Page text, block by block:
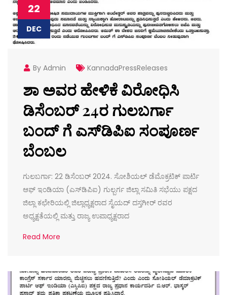
22
DEC
By Admin KannadaPressReleases
ಶಾ ಅವರ ಹೇಳಿಕೆ ವಿರೋಧಿಸಿ
ಡಿಸೆಂಬರ್ 24ರ ಗುಲಬರ್ಗಾ
ಬಂದ್ ಗೆ ಎಸ್‌ಡಿಪಿಐ ಸಂಪೂರ್ಣ
ಬೆಂಬಲ
ಗುಲಬರ್ಗಾ: 22 ಡಿಸೆಂಬರ್ 2024. ಸೋಶಿಯಲ್ ಡೆಮೊಕ್ರಟಿಕ್ ಪಾರ್ಟಿ
ಆಫ್ ಇಂಡಿಯಾ (ಎಸ್‌ಡಿಪಿಐ) ಗುಲ್ಬರ್ಗ ಜಿಲ್ಲಾ ಸಮಿತಿ ಸಭೆಯು ಪಕ್ಷದ
ಜಿಲ್ಲಾ ಕಛೇರಿಯಲ್ಲಿ ಜಿಲ್ಲಾಧ್ಯಕ್ಷರಾದ ಸೈಯದ್ ದಸ್ತಗೀರ್ ರವರ
ಅಧ್ಯಕ್ಷತೆಯಲ್ಲಿ ಮತ್ತು ರಾಜ್ಯ ಉಪಾಧ್ಯಕ್ಷರಾದ
Read More